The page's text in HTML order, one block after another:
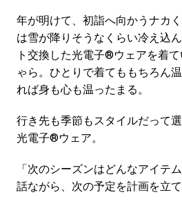
年が明けて、初詣へ向かうナカ
は雪が降りそうなくらい冷え込
ト交換した光電子®ウェアを着
ゃら。ひとりで着てももちろん
れば身も心も温ったまる。
行き先も季節もスタイルだって
光電子®ウェア。
「次のシーズンはどんなアイテ
話ながら、次の予定を計画を立